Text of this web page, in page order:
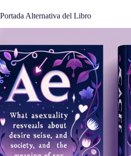
Portada Alternativa del Libro